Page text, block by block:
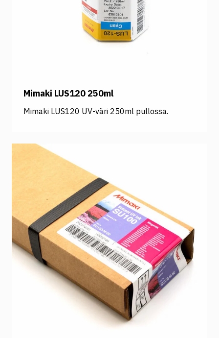
Mimaki LUS120 250ml
Mimaki LUS120 UV-väri 250ml pullossa.